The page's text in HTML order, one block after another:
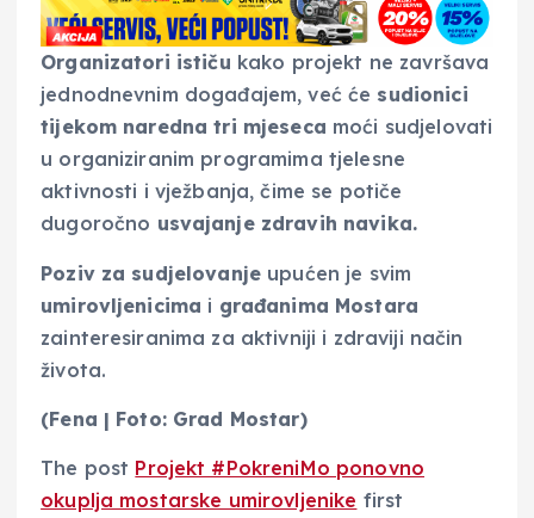
Organizatori ističu kako projekt ne završava
jednodnevnim događajem, već će sudionici
tijekom naredna tri mjeseca moći sudjelovati
u organiziranim programima tjelesne
aktivnosti i vježbanja, čime se potiče
dugoročno usvajanje zdravih navika.
Poziv za sudjelovanje upućen je svim
umirovljenicima i građanima Mostara
zainteresiranima za aktivniji i zdraviji način
života.
(Fena | Foto: Grad Mostar)
The post Projekt #PokreniMo ponovno
okuplja mostarske umirovljenike first